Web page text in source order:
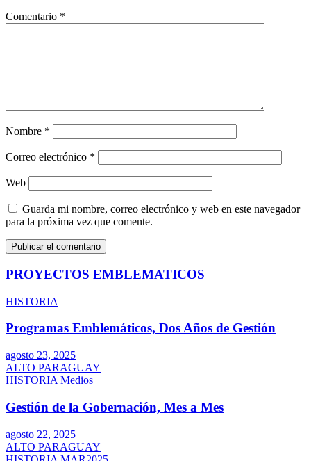
Comentario *
Nombre *
Correo electrónico *
Web
Guarda mi nombre, correo electrónico y web en este navegador
para la próxima vez que comente.
PROYECTOS EMBLEMATICOS
HISTORIA
Programas Emblemáticos, Dos Años de Gestión
agosto 23, 2025
ALTO PARAGUAY
HISTORIA Medios
Gestión de la Gobernación, Mes a Mes
agosto 22, 2025
ALTO PARAGUAY